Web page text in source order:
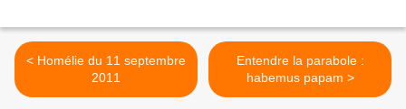
< Homélie du 11 septembre
2011
Entendre la parabole :
habemus papam >